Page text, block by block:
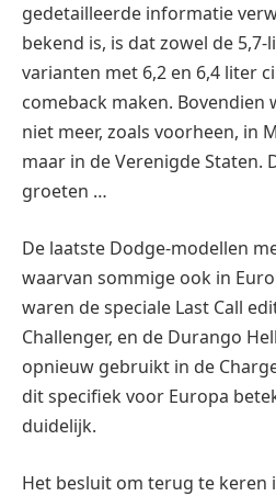
gedetailleerde informatie
bekend is, is dat zowel de
varianten met 6,2 en 6,4 liter
comeback maken.
niet meer, zoals voorheen, in
maar in de Verenigde Staten.
groeten …
De laatste Dodge-modellen
waarvan sommige ook in
waren de speciale Last Call
Challenger, en de Durango
opnieuw gebruikt in de
dit specifiek voor Europa
duidelijk.
Het besluit om terug te keren